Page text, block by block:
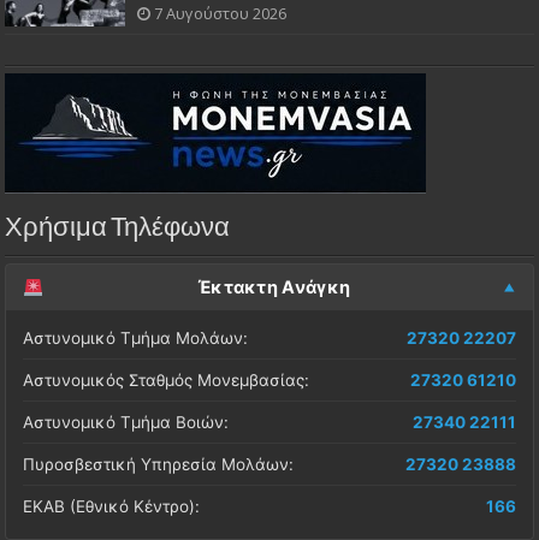
7 Αυγούστου 2026
Χρήσιμα Τηλέφωνα
Έκτακτη Ανάγκη
Αστυνομικό Τμήμα Μολάων: 27320 22207
Αστυνομικός Σταθμός Μονεμβασίας: 27320 61210
Αστυνομικό Τμήμα Βοιών: 27340 22111
Πυροσβεστική Υπηρεσία Μολάων: 27320 23888
ΕΚΑΒ (Εθνικό Κέντρο): 166